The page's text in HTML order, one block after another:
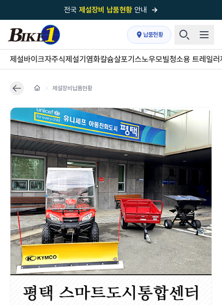
전국 제설장비 납품현황 안내 →
국내 1위 제설장비 제작 전문업체 (주)바이크원
제설 현장의 정답!다목적 차량의 표준!
전국제설장비 납품현황안내→
'국내 유일'의
전국이 선택한제설·다목적 장비 전문기업
납품현황
제설바이크자주식제설기 염화칼슘살포기 스노우모빌청소용 트레일러
제설장비납품현황